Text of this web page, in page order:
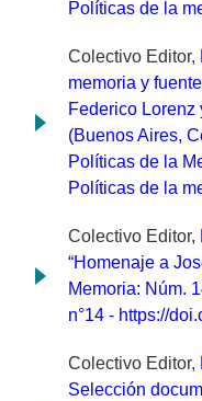
Políticas de la
Colectivo Editor,
memoria y
Federico Lorenz
(Buenos Aires,
Políticas de la
Políticas de la
Colectivo Editor,
“Homenaje a
Memoria: Núm.
n°14 - https://
Colectivo Editor,
Selección